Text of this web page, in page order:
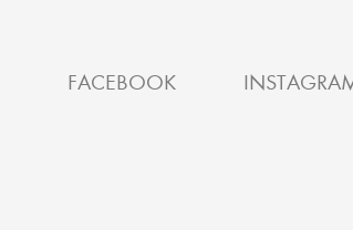
FACEBOOK